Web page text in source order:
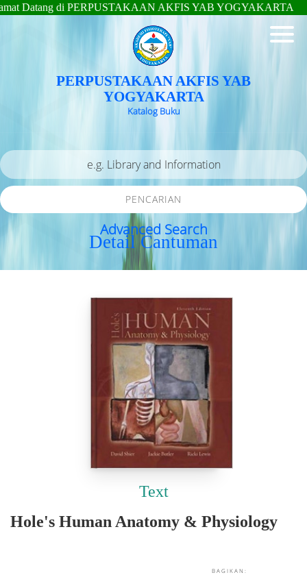
di PERPUSTAKAAN AKFIS YAB YOGYAKARTA
PERPUSTAKAAN AKFIS YAB
YOGYAKARTA
Katalog Buku
Detail Cantuman
PENCARIAN
Advanced Search
Text
Hole's Human Anatomy & Physiology
BAGIKAN: